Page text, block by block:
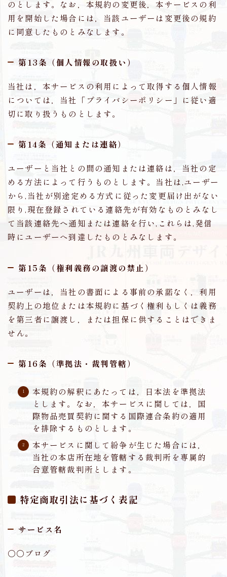
のとします。なお，本規約の変更後，本サービスの利
用を開始した場合には，当該ユーザーは変更後の規約
に同意したものとみなします。
第13条（個人情報の取扱い）
当社は，本サービスの利用によって取得する個人情報
については，当社「プライバシーポリシー」に従い適
切に取り扱うものとします。
第14条（通知または連絡）
ユーザーと当社との間の通知または連絡は，当社の定
める方法によって行うものとします。当社は,ユーザー
から,当社が別途定める方式に従った変更届け出がない
限り,現在登録されている連絡先が有効なものとみなし
て当該連絡先へ通知または連絡を行い,これらは,発信
時にユーザーへ到達したものとみなします。
第15条（権利義務の譲渡の禁止）
ユーザーは，当社の書面による事前の承諾なく，利用
契約上の地位または本規約に基づく権利もしくは義務
を第三者に譲渡し，または担保に供することはできま
せん。
第16条（準拠法・裁判管轄）
本規約の解釈にあたっては，日本法を準拠法
とします。なお，本サービスに関しては，国
際物品売買契約に関する国際連合条約の適用
を排除するものとします。
本サービスに関して紛争が生じた場合には，
当社の本店所在地を管轄する裁判所を専属的
合意管轄裁判所とします。
特定商取引法に基づく表記
サービス名
〇〇ブログ